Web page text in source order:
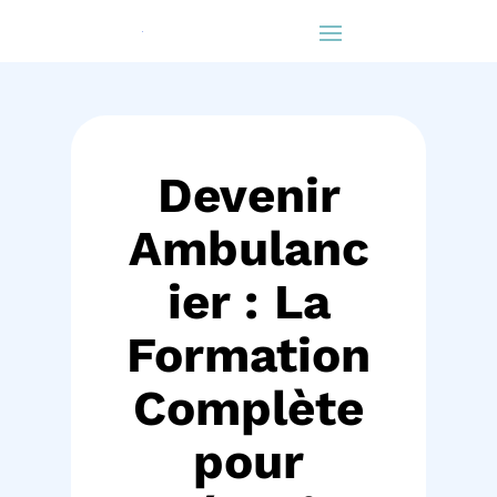
Devenir
Ambulanc
ier : La
Formation
Complète
pour